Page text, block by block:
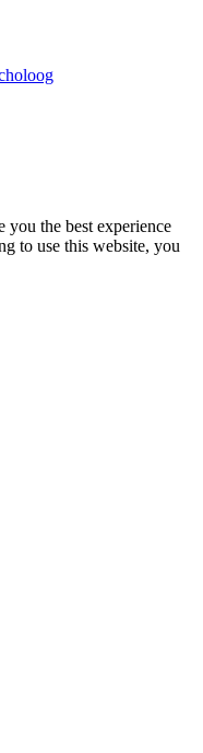
you the best experience
to use this website, you